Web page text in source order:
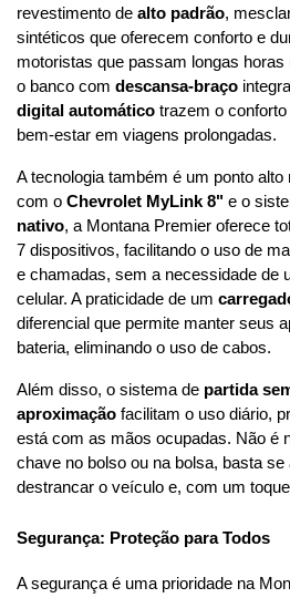
revestimento de alto padrão,
sintéticos que oferecem conforto e
motoristas que passam longas horas
o banco com descansa-braço
digital automático trazem o
bem-estar em viagens prolongadas.
A tecnologia também é um ponto
com o Chevrolet MyLink 8" e o
nativo, a Montana Premier oferece
7 dispositivos, facilitando o uso de
e chamadas, sem a necessidade de
celular. A praticidade de um
diferencial que permite manter seus
bateria, eliminando o uso de cabos.
Além disso, o sistema de partida
aproximação facilitam o uso diário,
está com as mãos ocupadas. Não é
chave no bolso ou na bolsa, basta
destrancar o veículo e, com um
Segurança: Proteção para Todos
A segurança é uma prioridade na